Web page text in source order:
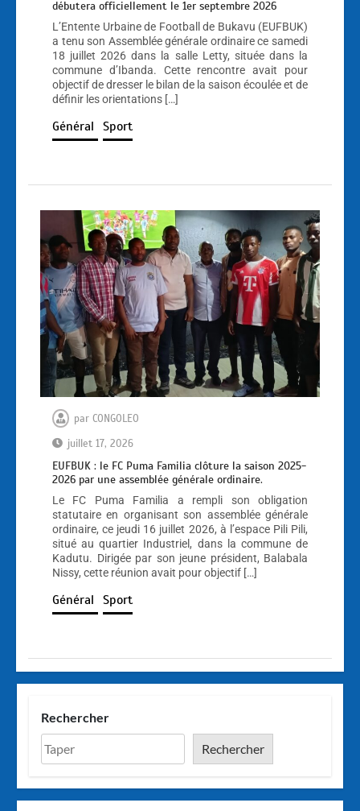
débutera officiellement le 1er septembre 2026
L’Entente Urbaine de Football de Bukavu (EUFBUK)
a tenu son Assemblée générale ordinaire ce samedi
18 juillet 2026 dans la salle Letty, située dans la
commune d’Ibanda. Cette rencontre avait pour
objectif de dresser le bilan de la saison écoulée et de
définir les orientations […]
Général Sport
par CONGOLEO
juillet 17, 2026
EUFBUK : le FC Puma Familia clôture la saison 2025-
2026 par une assemblée générale ordinaire.
Le FC Puma Familia a rempli son obligation
statutaire en organisant son assemblée générale
ordinaire, ce jeudi 16 juillet 2026, à l’espace Pili Pili,
situé au quartier Industriel, dans la commune de
Kadutu. Dirigée par son jeune président, Balabala
Nissy, cette réunion avait pour objectif […]
Général Sport
Rechercher
Rechercher